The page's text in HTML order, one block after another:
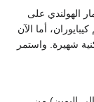
الهولندي على
أما الآن
شهيرة. واستمر